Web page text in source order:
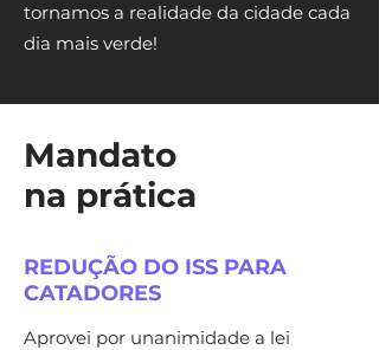
tornamos a realidade da cidade cada
dia mais verde!
Mandato
na prática
REDUÇÃO DO ISS PARA
CATADORES
Aprovei por unanimidade a lei